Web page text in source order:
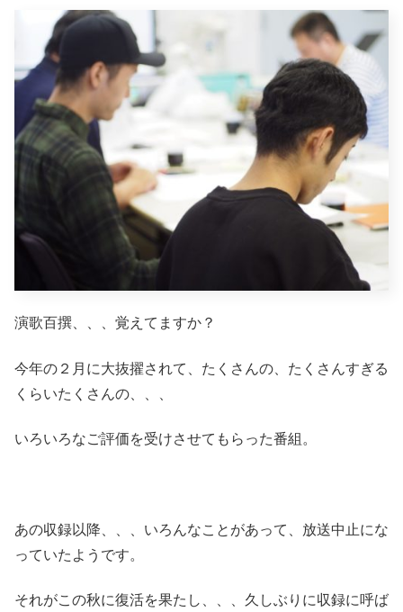
演歌百撰、、、覚えてますか？
今年の２月に大抜擢されて、たくさんの、たくさんすぎる
くらいたくさんの、、、
いろいろなご評価を受けさせてもらった番組。
あの収録以降、、、いろんなことがあって、放送中止にな
っていたようです。
それがこの秋に復活を果たし、、、久しぶりに収録に呼ば